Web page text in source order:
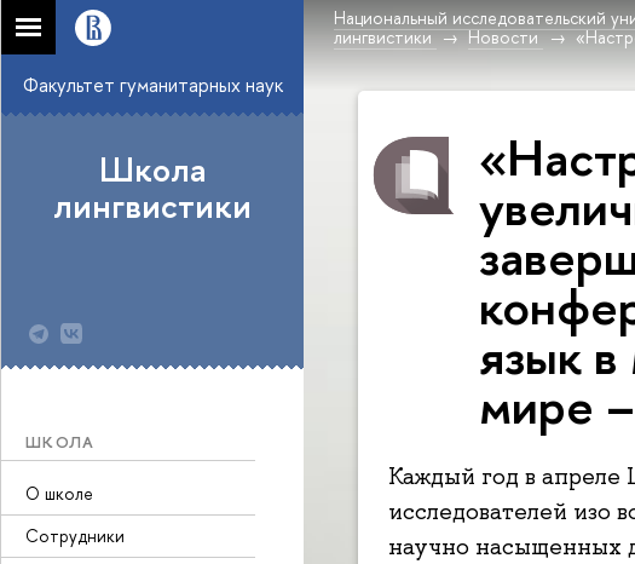
Национальный исследовательский
лингвистики
Новости
Факультет гуманитарных наук
Школа
лингвистики
ШКОЛА
О школе
Сотрудники
язык
мире
Каждый год в апреле
исследователей изо
научно насыщенных